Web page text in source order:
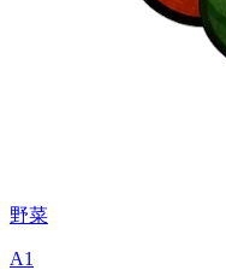
野菜
A1